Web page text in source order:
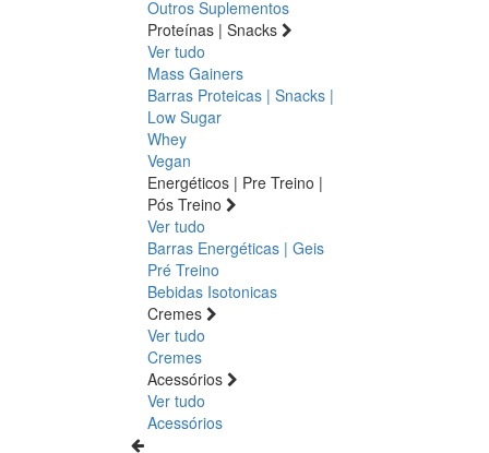
Outros Suplementos
Proteínas | Snacks
Ver tudo
Mass Gainers
Barras Proteicas | Snacks |
Low Sugar
Whey
Vegan
Energéticos | Pre Treino |
Pós Treino
Ver tudo
Barras Energéticas | Geis
Pré Treino
Bebidas Isotonicas
Cremes
Ver tudo
Cremes
Acessórios
Ver tudo
Acessórios